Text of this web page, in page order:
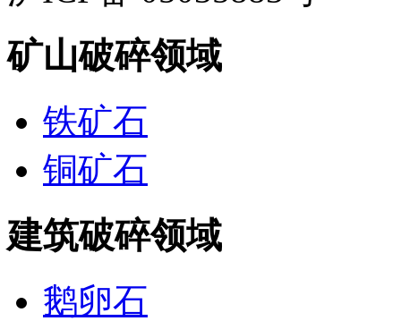
矿山破碎领域
铁矿石
铜矿石
建筑破碎领域
鹅卵石